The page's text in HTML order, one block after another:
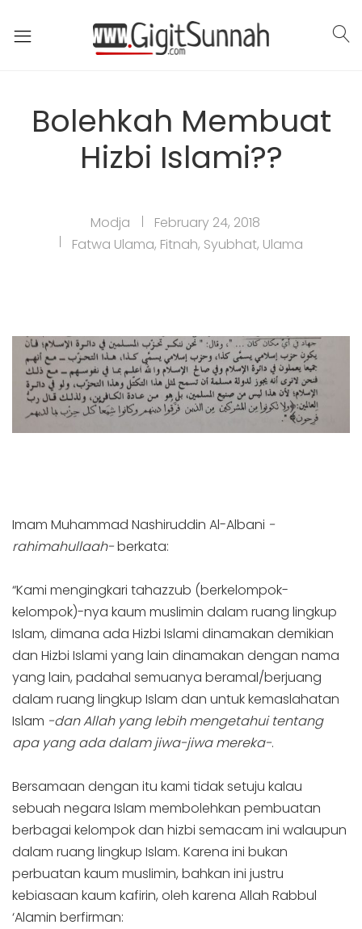
Bolehkah Membuat
Hizbi Islami??
Modja
February 24, 2018
Fatwa Ulama, Fitnah, Syubhat, Ulama
Imam Muhammad Nashiruddin Al-Albani -
rahimahullaah-berkata:
“Kami mengingkari tahazzub (berkelompok-
kelompok)-nya kaum muslimin dalam ruang lingkup
Islam, dimana ada Hizbi Islami dinamakan demikian
dan Hizbi Islami yang lain dinamakan dengan nama
yang lain, padahal semuanya beramal/berjuang
dalam ruang lingkup Islam dan untuk kemaslahatan
Islam -dan Allah yang lebih mengetahui tentang
apa yang ada dalam jiwa-jiwa mereka-.
Bersamaan dengan itu kami tidak setuju kalau
sebuah negara Islam membolehkan pembuatan
berbagai kelompok dan hizbi semacam ini walaupun
dalam ruang lingkup Islam. Karena ini bukan
perbuatan kaum muslimin, bahkan ini justru
kebiasaan kaum kafirin, oleh karena Allah Rabbul
‘Alamin berfirman: